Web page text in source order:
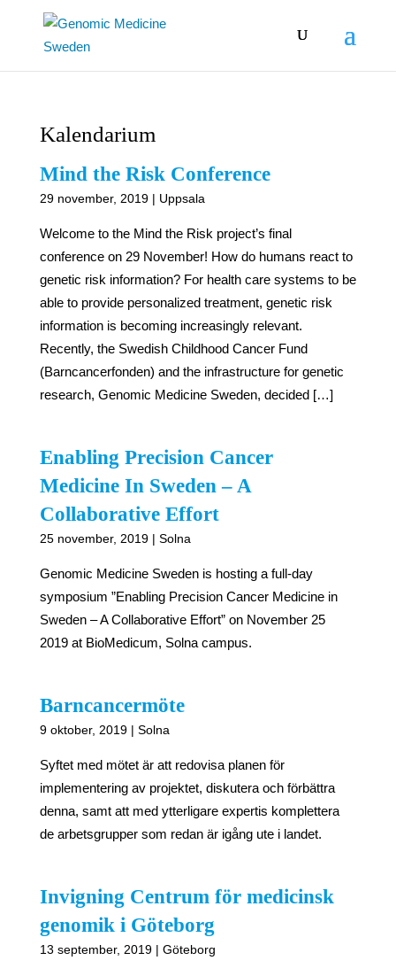
Kalendarium
Mind the Risk Conference
29 november, 2019 | Uppsala
Welcome to the Mind the Risk project’s final
conference on 29 November! How do humans react to
genetic risk information? For health care systems to be
able to provide personalized treatment, genetic risk
information is becoming increasingly relevant.
Recently, the Swedish Childhood Cancer Fund
(Barncancerfonden) and the infrastructure for genetic
research, Genomic Medicine Sweden, decided […]
Enabling Precision Cancer
Medicine In Sweden – A
Collaborative Effort
25 november, 2019 | Solna
Genomic Medicine Sweden is hosting a full-day
symposium ”Enabling Precision Cancer Medicine in
Sweden – A Collaborative Effort” on November 25
2019 at BioMedicum, Solna campus.
Barncancermöte
9 oktober, 2019 | Solna
Syftet med mötet är att redovisa planen för
implementering av projektet, diskutera och förbättra
denna, samt att med ytterligare expertis komplettera
de arbetsgrupper som redan är igång ute i landet.
Invigning Centrum för medicinsk
genomik i Göteborg
13 september, 2019 | Göteborg